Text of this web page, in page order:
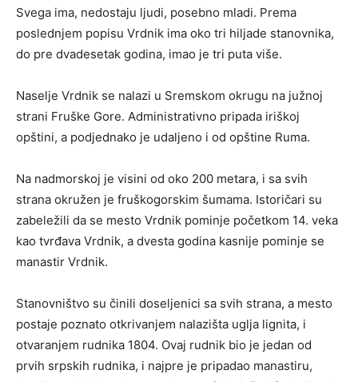
Svega ima, nedostaju ljudi, posebno mladi. Prema
poslednjem popisu Vrdnik ima oko tri hiljade stanovnika,
do pre dvadesetak godina, imao je tri puta više.
Naselje Vrdnik se nalazi u Sremskom okrugu na južnoj
strani Fruške Gore. Administrativno pripada iriškoj
opštini, a podjednako je udaljeno i od opštine Ruma.
Na nadmorskoj je visini od oko 200 metara, i sa svih
strana okružen je fruškogorskim šumama. Istoričari su
zabeležili da se mesto Vrdnik pominje početkom 14. veka
kao tvrđava Vrdnik, a dvesta godina kasnije pominje se
manastir Vrdnik.
Stanovništvo su činili doseljenici sa svih strana, a mesto
postaje poznato otkrivanjem nalazišta uglja lignita, i
otvaranjem rudnika 1804. Ovaj rudnik bio je jedan od
prvih srpskih rudnika, i najpre je pripadao manastiru,